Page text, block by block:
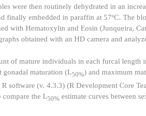
were then routinely dehydrated in an
finally embedded in paraffin at 57ºC. The
with Hematoxylin and Eosin (Junqueira,
obtained with an HD camera and
of mature individuals in each furcal length
gonadal maturation (L50%) and maximum
(v. 4.3.3) (R Development Core
compare the L50% estimate curves between